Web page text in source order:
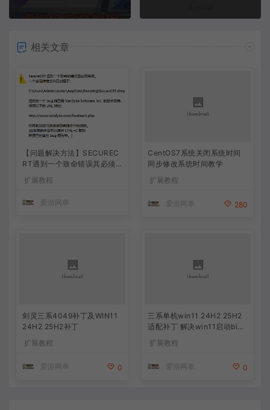
相关文章
【问题解决方法】SECUREC
RT遇到一个致命错误其必须
关闭
扩展教程
爱游网单
CentOS7系统关闭系统时间
同步修改系统时间教学
扩展教程
爱游网单 280
剑灵三系4049补丁及WIN11
24H2 25H2补丁
扩展教程
爱游网单 0
三系单机win11 24H2 25H2
适配补丁 解决win11启动bin6
049
扩展教程
爱游网单 0